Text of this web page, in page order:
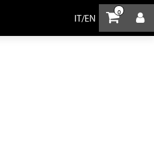
0
IT/EN